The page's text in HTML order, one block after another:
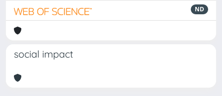
ND
social impact